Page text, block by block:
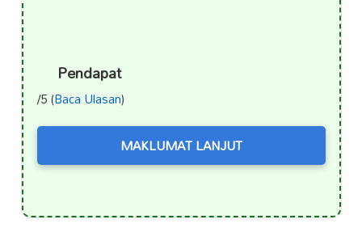
Pendapat
/5 (Baca Ulasan)
MAKLUMAT LANJUT